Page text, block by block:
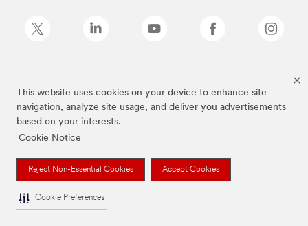
This website uses cookies on your device to enhance site
navigation, analyze site usage, and deliver you advertisements
based on your interests.
Cookie Notice
Reject Non-Essential Cookies Accept Cookies
Cookie Preferences